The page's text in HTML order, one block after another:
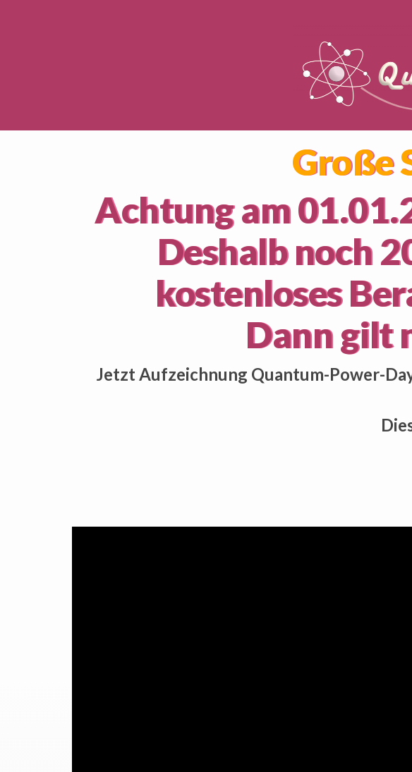
Große
Achtung am
Deshalb noch
kostenloses
Dann gilt
Jetzt Aufzeichnung Quantum-Power-